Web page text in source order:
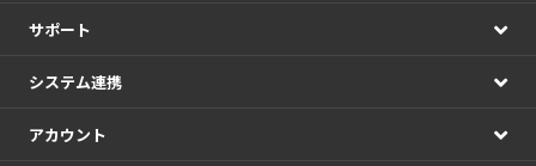
サポート
システム連携
アカウント